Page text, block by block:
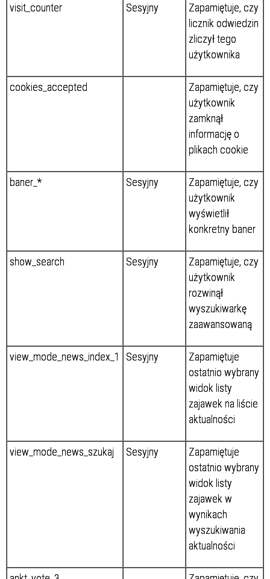
visit_counter Sesyjny
Zapamiętuje, czy
licznik odwiedzin
zliczył tego
użytkownika
cookies_accepted
Zapamiętuje, czy
użytkownik
zamknął
informację o
plikach cookie
baner_* Sesyjny
Zapamiętuje, czy
użytkownik
wyświetlił
konkretny baner
show_search Sesyjny
Zapamiętuje, czy
użytkownik
rozwinął
wyszukiwarkę
zaawansowaną
view_mode_news_index_1 Sesyjny
Zapamiętuje
ostatnio wybrany
widok listy
zajawek na liście
aktualności
view_mode_news_szukaj Sesyjny
Zapamiętuje
ostatnio wybrany
widok listy
zajawek w
wynikach
wyszukiwania
aktualności